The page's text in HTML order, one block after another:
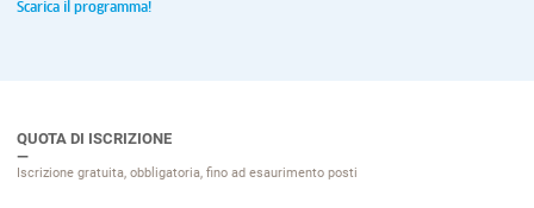
Scarica il programma!
QUOTA DI ISCRIZIONE
Iscrizione gratuita, obbligatoria, fino ad esaurimento posti